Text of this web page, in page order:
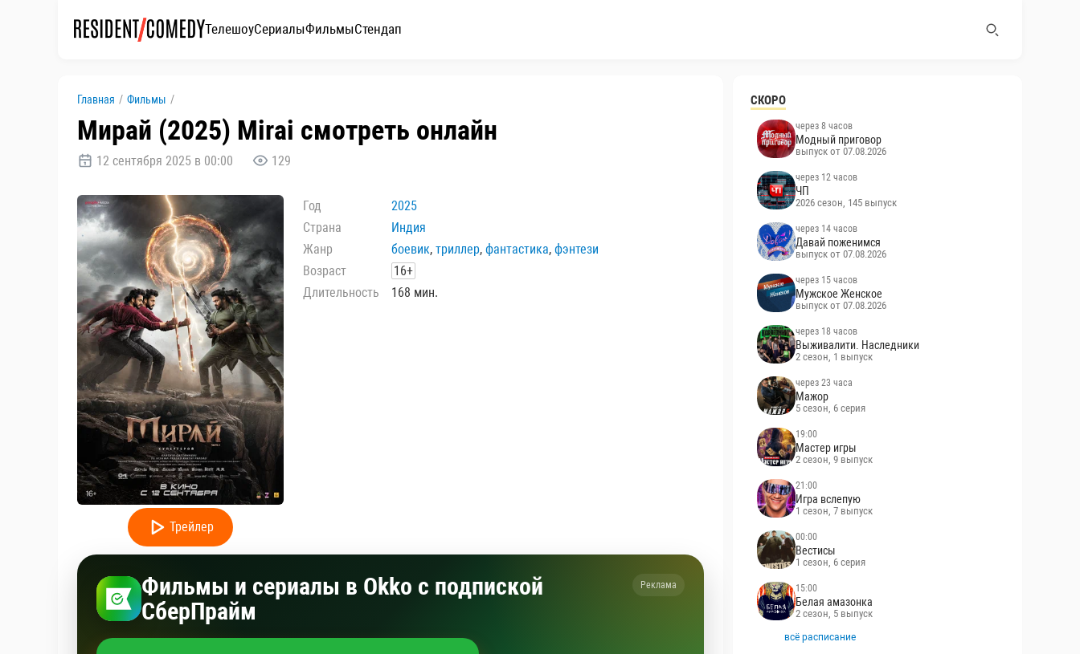
ТелешоуСериалыФильмыСтендап
Главная / Фильмы /
Мирай (2025) Mirai смотреть онлайн
12 сентября 2025 в 00:00 129
Трейлер
Год
2025
Страна
Индия
Жанр
боевик, триллер, фантастика, фэнтези
Возраст
16+
Длительность
168 мин.
Фильмы и сериалы в Okko с подпиской
СберПрайм
Реклама
СКОРО
через 8 часов
Модный приговор
выпуск от 07.08.2026
через 12 часов
ЧП
2026 сезон, 145 выпуск
через 14 часов
Давай поженимся
выпуск от 07.08.2026
через 15 часов
Мужское Женское
выпуск от 07.08.2026
через 18 часов
Выживалити. Наследники
2 сезон, 1 выпуск
через 23 часа
Мажор
5 сезон, 6 серия
19:00
Мастер игры
2 сезон, 9 выпуск
21:00
Игра вслепую
1 сезон, 7 выпуск
00:00
Вестисы
1 сезон, 6 серия
15:00
Белая амазонка
2 сезон, 5 выпуск
всё расписание